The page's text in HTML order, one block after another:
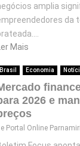
amplia
da
Mais
Brasil Economia
2026 e
Portal Online